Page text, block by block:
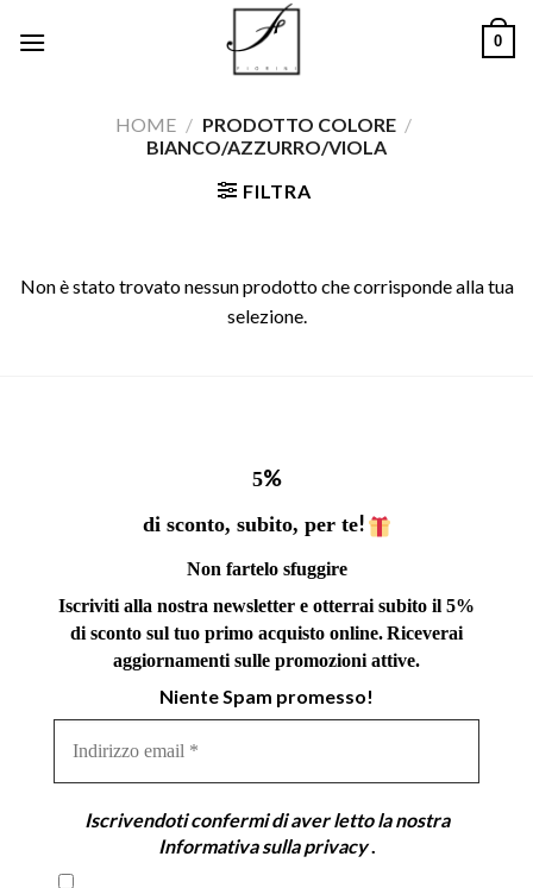
0
HOME / PRODOTTO COLORE /
BIANCO/AZZURRO/VIOLA
FILTRA
Non è stato trovato nessun prodotto che corrisponde alla tua
selezione.
5%
di sconto, subito, per te!
Non fartelo sfuggire
Iscriviti alla nostra newsletter e otterrai subito il 5%
di sconto sul tuo primo acquisto online.Riceverai
aggiornamenti sulle promozioni attive.
Niente Spam promesso!
email
Iscrivendoti confermi di aver letto la nostra
Informativa sulla privacy